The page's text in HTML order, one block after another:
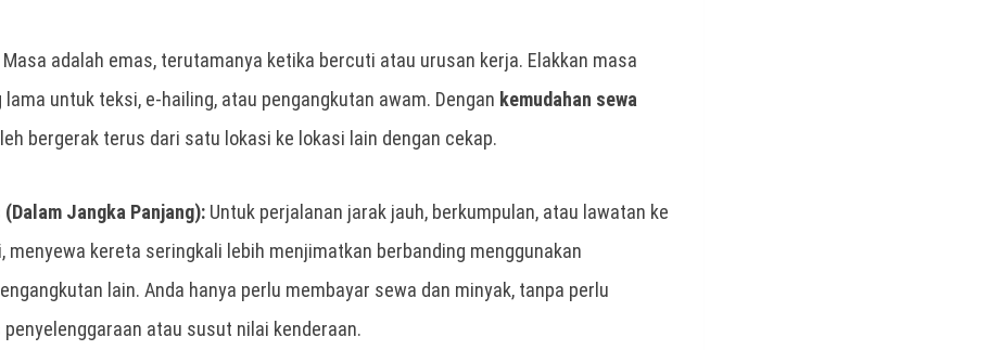
Masa adalah emas, terutamanya ketika bercuti atau urusan kerja. Elakkan masa
lama untuk teksi, e-hailing, atau pengangkutan awam. Dengan kemudahan sewa
bergerak terus dari satu lokasi ke lokasi lain dengan cekap.
Jangka Panjang): Untuk perjalanan jarak jauh, berkumpulan, atau lawatan ke
menyewa kereta seringkali lebih menjimatkan berbanding menggunakan
lain. Anda hanya perlu membayar sewa dan minyak, tanpa perlu
atau susut nilai kenderaan.